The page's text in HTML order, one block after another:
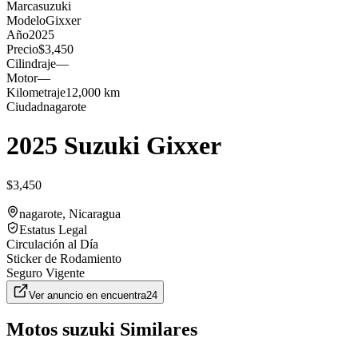
Marcasuzuki
ModeloGixxer
Año2025
Precio$3,450
Cilindraje—
Motor—
Kilometraje12,000 km
Ciudadnagarote
2025 Suzuki Gixxer
$3,450
nagarote, Nicaragua
Estatus Legal
Circulación al Día
Sticker de Rodamiento
Seguro Vigente
Ver anuncio en encuentra24
Motos suzuki Similares